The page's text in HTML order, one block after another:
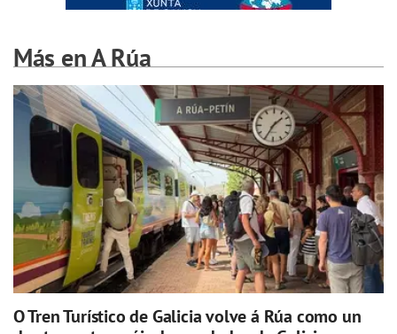
Más en A Rúa
O Tren Turístico de Galicia volve á Rúa como un